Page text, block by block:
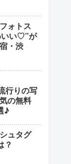
ォトス
いい♡”が
・渋
行りの写
の無料
♪
ュタグ
？